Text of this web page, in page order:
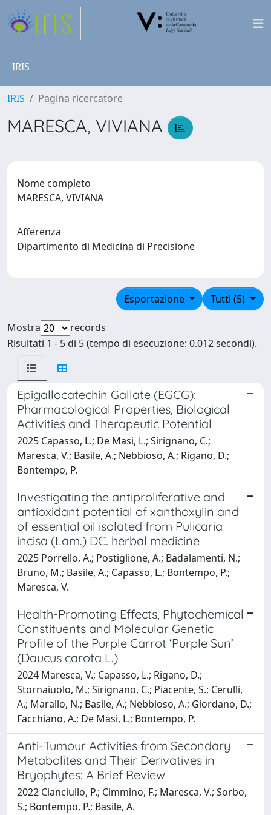
IRIS
IRIS Pagina ricercatore
MARESCA, VIVIANA
Nome completo
MARESCA, VIVIANA
Afferenza
Dipartimento di Medicina di Precisione
Tutti (5)
Esportazione
Mostra
records
Risultati 1 - 5 di 5 (tempo di esecuzione: 0.012 secondi).
Epigallocatechin Gallate (EGCG):
Pharmacological Properties, Biological
Activities and Therapeutic Potential
2025 Capasso, L.; De Masi, L.; Sirignano, C.;
Maresca, V.; Basile, A.; Nebbioso, A.; Rigano, D.;
Bontempo, P.
Investigating the antiproliferative and
antioxidant potential of xanthoxylin and
of essential oil isolated from Pulicaria
incisa (Lam.) DC. herbal medicine
2025 Porrello, A.; Postiglione, A.; Badalamenti, N.;
Bruno, M.; Basile, A.; Capasso, L.; Bontempo, P.;
Maresca, V.
Health-Promoting Effects, Phytochemical
Constituents and Molecular Genetic
Profile of the Purple Carrot ‘Purple Sun’
(Daucus carota L.)
2024 Maresca, V.; Capasso, L.; Rigano, D.;
Stornaiuolo, M.; Sirignano, C.; Piacente, S.; Cerulli,
A.; Marallo, N.; Basile, A.; Nebbioso, A.; Giordano, D.;
Facchiano, A.; De Masi, L.; Bontempo, P.
Anti-Tumour Activities from Secondary
Metabolites and Their Derivatives in
Bryophytes: A Brief Review
2022 Cianciullo, P.; Cimmino, F.; Maresca, V.; Sorbo,
S.; Bontempo, P.; Basile, A.